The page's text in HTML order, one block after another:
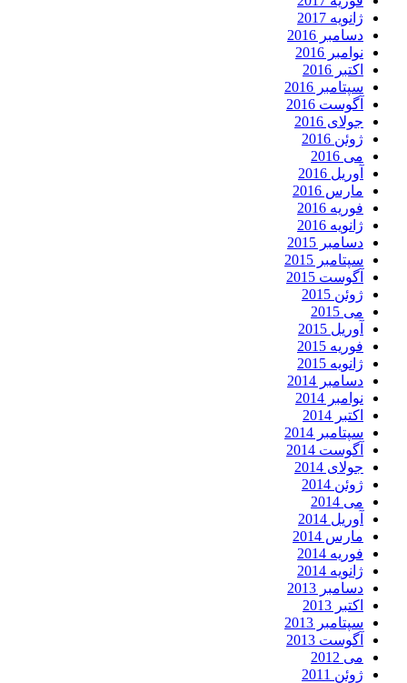
ژانویه 2017
دسامبر 2016
نوامبر 2016
اکتبر 2016
سپتامبر 2016
آگوست 2016
جولای 2016
ژوئن 2016
می 2016
آوریل 2016
مارس 2016
فوریه 2016
ژانویه 2016
دسامبر 2015
سپتامبر 2015
آگوست 2015
ژوئن 2015
می 2015
آوریل 2015
فوریه 2015
ژانویه 2015
دسامبر 2014
نوامبر 2014
اکتبر 2014
سپتامبر 2014
آگوست 2014
جولای 2014
ژوئن 2014
می 2014
آوریل 2014
مارس 2014
فوریه 2014
ژانویه 2014
دسامبر 2013
اکتبر 2013
سپتامبر 2013
آگوست 2013
می 2012
ژوئن 2011